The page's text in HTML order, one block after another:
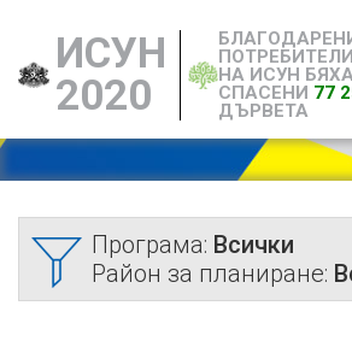
ИСУН
2020
НА ИСУН
СПАСЕНИ 77
ДЪРВЕТА
Програма: Всички
Район за планиране: